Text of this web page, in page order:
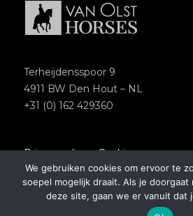
Terheijdensspoor 9
4911 BW Den Hout – NL
+31 (0) 162 429360
Privacypolicy–Cookies
Copyright 2018 – Van Olst Horses
Website byNewmore
We gebruiken cookies om ervoor te
soepel mogelijk draait. Als je
deze site, gaan we er vanuit dat